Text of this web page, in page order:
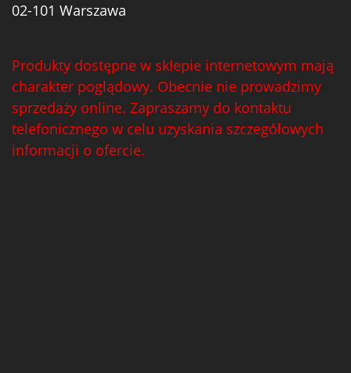
02-101 Warszawa
Produkty dostępne w sklepie internetowym mają
charakter poglądowy. Obecnie nie prowadzimy
sprzedaży online. Zapraszamy do kontaktu
telefonicznego w celu uzyskania szczegółowych
informacji o ofercie.